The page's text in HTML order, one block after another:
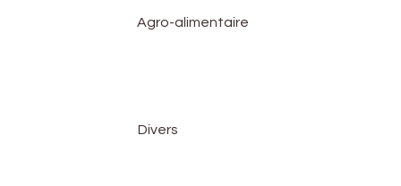
Agro-alimentaire
Divers